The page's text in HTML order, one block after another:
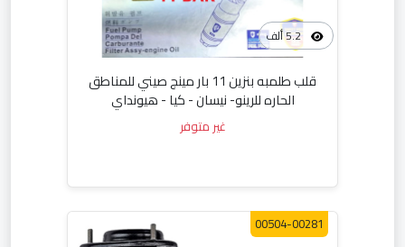
5.2 ألف
قلب طلمبه بنزين 11 بار مينج صيني للمناطق
الحاره للرينو- نيسان - كيا - هيونداي
غير متوفر
00504-00281